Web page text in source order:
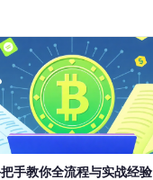
手教你全流程与实战经验